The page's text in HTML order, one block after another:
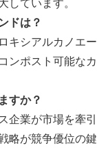
ドは？
キシアルカノエー
ンポスト可能なカ
すか？
企業が市場を牽引
略が競争優位の鍵